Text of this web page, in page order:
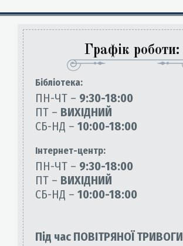
Графік роботи:
Бiблiотека:
ПН-ЧТ – 9:30-18:00
ПТ – ВИХІДНИЙ
СБ-НД – 10:00-18:00
Інтернет-центр:
ПН-ЧТ – 9:30-18:00
ПТ – ВИХІДНИЙ
СБ-НД – 10:00-18:00
Під час ПОВІТРЯНОЇ ТРИВОГИ